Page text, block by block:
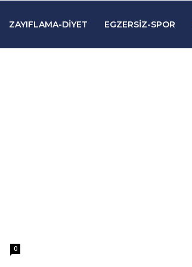
ZAYIFLAMA-DIYET EGZERSIZ-SPOR
0